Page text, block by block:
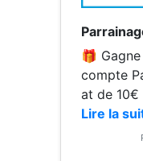
🎁 Gagne
compte
at de 10€
ulement 5€
rapide
s-en
Lire la